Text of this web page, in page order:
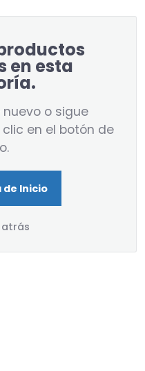
en esta
nuevo o sigue
en el botón de
de Inicio
atrás